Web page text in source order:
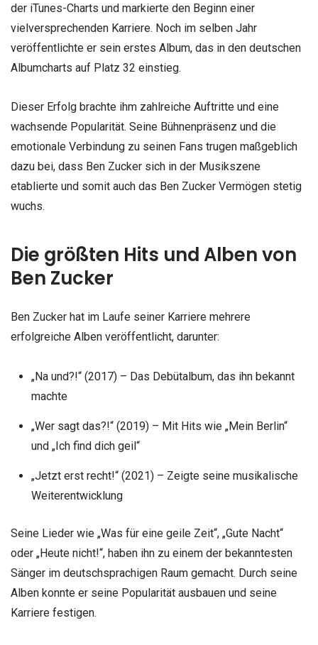
der iTunes-Charts und markierte den Beginn einer
vielversprechenden Karriere. Noch im selben Jahr
veröffentlichte er sein erstes Album, das in den deutschen
Albumcharts auf Platz 32 einstieg.
Dieser Erfolg brachte ihm zahlreiche Auftritte und eine
wachsende Popularität. Seine Bühnenpräsenz und die
emotionale Verbindung zu seinen Fans trugen maßgeblich
dazu bei, dass Ben Zucker sich in der Musikszene
etablierte und somit auch das Ben Zucker Vermögen stetig
wuchs.
Die größten Hits und Alben von
Ben Zucker
Ben Zucker hat im Laufe seiner Karriere mehrere
erfolgreiche Alben veröffentlicht, darunter:
„Na und?!“ (2017) – Das Debütalbum, das ihn bekannt
machte
„Wer sagt das?!“ (2019) – Mit Hits wie „Mein Berlin“
und „Ich find dich geil“
„Jetzt erst recht!“ (2021) – Zeigte seine musikalische
Weiterentwicklung
Seine Lieder wie „Was für eine geile Zeit“, „Gute Nacht“
oder „Heute nicht!“, haben ihn zu einem der bekanntesten
Sänger im deutschsprachigen Raum gemacht. Durch seine
Alben konnte er seine Popularität ausbauen und seine
Karriere festigen.